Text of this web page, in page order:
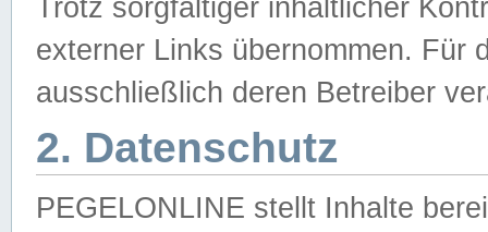
Trotz sorgfältiger inhaltlicher
externer Links übernommen. Für
ausschließlich deren Betreiber
2. Datenschutz
PEGELONLINE stellt Inhalte